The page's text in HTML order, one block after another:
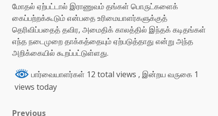
மோதல் ஏற்பட்டால் இராணுவம் தங்கள் பொருட்களைக்
கைப்பற்றக்கூடும் என்பதை உரிமையாளர்களுக்குத்
தெரிவிப்பதைத் தவிர, அமைதிக் காலத்தில் இந்தக் கடிதங்கள்
எந்த நடைமுறை தாக்கத்தையும் ஏற்படுத்தாது என்று அந்த
அறிக்கையில் கூறப்பட்டுள்ளது.
பார்வையாளர்கள் 12 total views , இன்றய வருகை 1
views today
Previous